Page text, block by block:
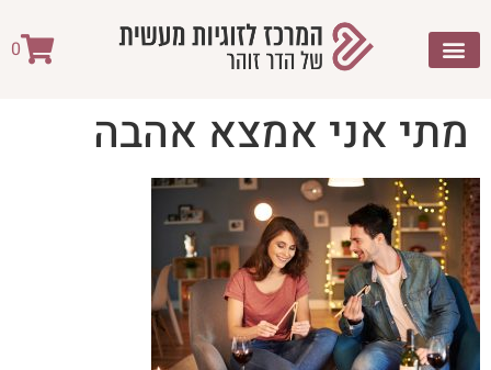
0
מתי אני אמצא אהבה